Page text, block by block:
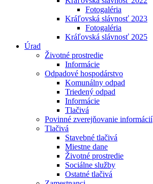
Fotogaléria
Kráľovská slávnosť 2023
Fotogaléria
Kráľovská slávnosť 2025
Úrad
Životné prostredie
Informácie
Odpadové hospodárstvo
Komunálny odpad
Triedený odpad
Informácie
Tlačivá
Povinné zverejňovanie informácií
Tlačivá
Stavebné tlačivá
Miestne dane
Životné prostredie
Sociálne služby
Ostatné tlačivá